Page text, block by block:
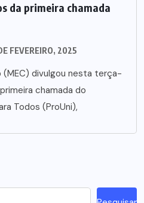
da primeira chamada
FEVEREIRO, 2025
(MEC) divulgou nesta terça-
chamada do
Todos (ProUni),